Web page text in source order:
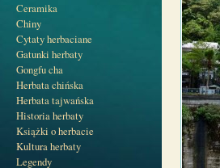
Ceramika
Chiny
Cytaty herbaciane
Gatunki herbaty
Gongfu cha
Herbata chińska
Herbata tajwańska
Historia herbaty
Książki o herbacie
Kultura herbaty
Legendy